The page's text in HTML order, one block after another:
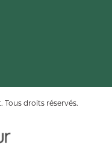
Tous droits réservés.